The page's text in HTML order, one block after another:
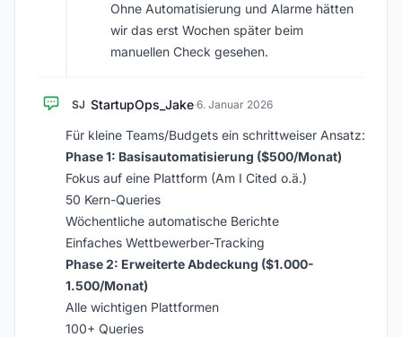
Ohne Automatisierung und Alarme hätten
wir das erst Wochen später beim
manuellen Check gesehen.
SJ StartupOps_Jake·6. Januar 2026
Für kleine Teams/Budgets ein schrittweiser Ansatz:
Phase 1: Basisautomatisierung ($500/Monat)
Fokus auf eine Plattform (Am I Cited o.ä.)
50 Kern-Queries
Wöchentliche automatische Berichte
Einfaches Wettbewerber-Tracking
Phase 2: Erweiterte Abdeckung ($1.000-
1.500/Monat)
Alle wichtigen Plattformen
100+ Queries